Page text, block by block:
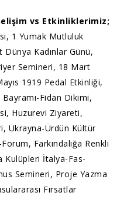
vs Etkinliklerimiz;
1 Yumak Mutluluk
Kadınlar Günü,
Semineri, 18 Mart
1919 Pedal Etkinliği,
Fidan Dikimi,
Huzurevi Ziyareti,
Ukrayna-Ürdün Kültür
Farkındalığa Renkli
Kulüpleri İtalya-Fas-
Semineri, Proje Yazma
Fırsatlar